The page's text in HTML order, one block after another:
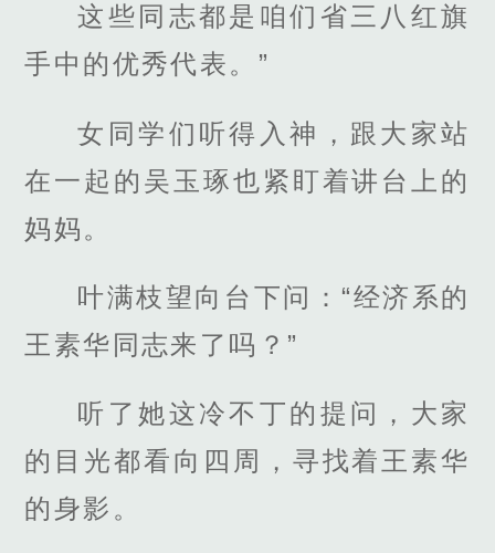
这些同志都是咱们省三八红旗
手中的优秀代表。”
女同学们听得入神，跟大家站
在一起的吴玉琢也紧盯着讲台上的
妈妈。
叶满枝望向台下问：“经济系的
王素华同志来了吗？”
听了她这冷不丁的提问，大家
的目光都看向四周，寻找着王素华
的身影。